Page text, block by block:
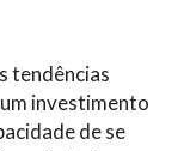
tendências
investimento
de se